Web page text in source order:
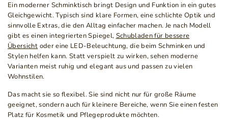
Ein moderner Schminktisch bringt Design und Funktion in ein gutes
Gleichgewicht. Typisch sind klare Formen, eine schlichte Optik und
sinnvolle Extras, die den Alltag einfacher machen. Je nach Modell
gibt es einen integrierten Spiegel, Schubladen für bessere
Übersicht oder eine LED-Beleuchtung, die beim Schminken und
Stylen helfen kann. Statt verspielt zu wirken, sehen moderne
Varianten meist ruhig und elegant aus und passen zu vielen
Wohnstilen.
Das macht sie so flexibel. Sie sind nicht nur für große Räume
geeignet, sondern auch für kleinere Bereiche, wenn Sie einen festen
Platz für Kosmetik und Pflegeprodukte möchten.